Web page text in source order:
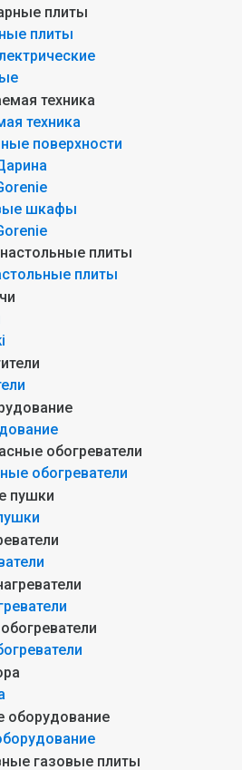
плиты
техника
поверхности
шкафы
плиты
обогреватели